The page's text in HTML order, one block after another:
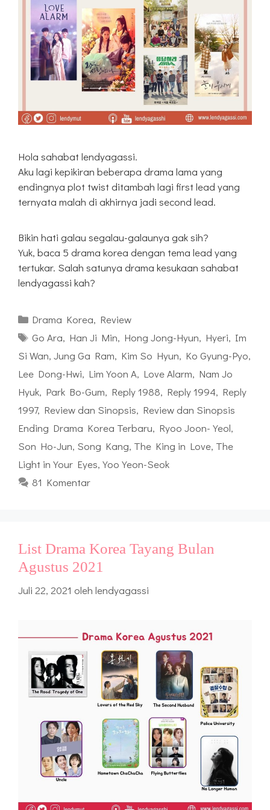
Hola sahabat lendyagassi.
Aku lagi kepikiran beberapa drama lama yang
endingnya plot twist ditambah lagi first lead yang
ternyata malah di akhirnya jadi second lead.
Bikin hati galau segalau-galaunya gak sih?
Yuk, baca 5 drama korea dengan tema lead yang
tertukar. Salah satunya drama kesukaan sahabat
lendyagassi kah?
Kategori
Drama Korea, Review
Tag
Go Ara, Han Ji Min, Hong Jong-Hyun, Hyeri, Im
Si Wan, Jung Ga Ram, Kim So Hyun, Ko Gyung-Pyo,
Lee Dong-Hwi, Lim Yoon A, Love Alarm, Nam Jo
Hyuk, Park Bo-Gum, Reply 1988, Reply 1994, Reply
1997, Review dan Sinopsis, Review dan Sinopsis
Ending Drama Korea Terbaru, Ryoo Joon-Yeol,
Son Ho-Jun, Song Kang, The King in Love, The
Light in Your Eyes, Yoo Yeon-Seok
81 Komentar
List Drama Korea Tayang Bulan
Agustus 2021
Juli 22, 2021 oleh lendyagassi